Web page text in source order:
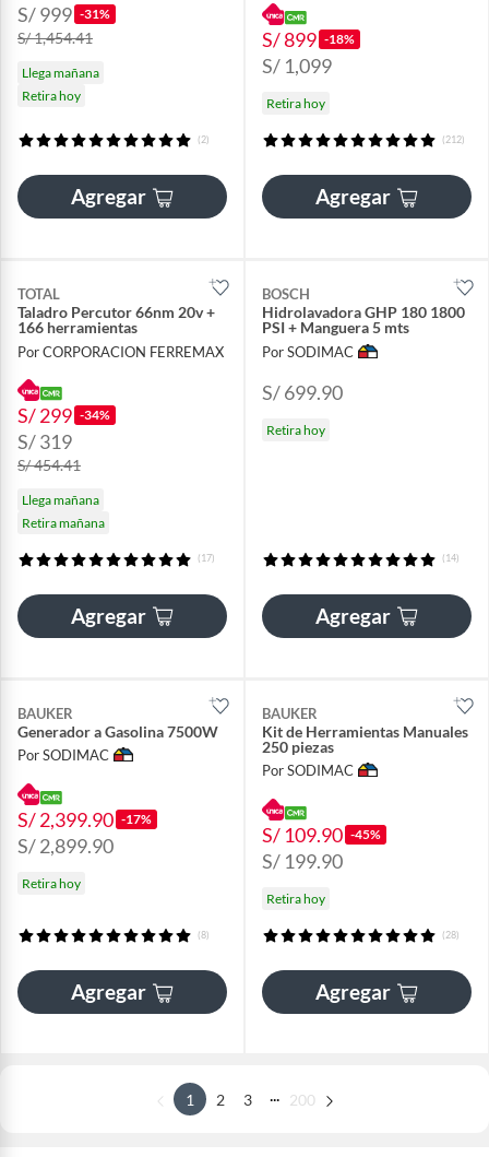
S/ 999 -31%
S/ 1,454.41
Llega mañana
Retira hoy
(2)
Agregar
S/ 899 -18%
S/ 1,099
Retira hoy
(212)
Agregar
TOTAL
Taladro Percutor 66nm 20v +
166 herramientas
Por CORPORACION FERREMAX
S/ 299 -34%
S/ 319
S/ 454.41
Llega mañana
Retira mañana
(17)
Agregar
BOSCH
Hidrolavadora GHP 180 1800
PSI + Manguera 5 mts
Por SODIMAC
S/ 699.90
Retira hoy
(14)
Agregar
BAUKER
Generador a Gasolina 7500W
Por SODIMAC
S/ 2,399.90 -17%
S/ 2,899.90
Retira hoy
(8)
Agregar
BAUKER
Kit de Herramientas Manuales
250 piezas
Por SODIMAC
S/ 109.90 -45%
S/ 199.90
Retira hoy
(28)
Agregar
1 2 3 200